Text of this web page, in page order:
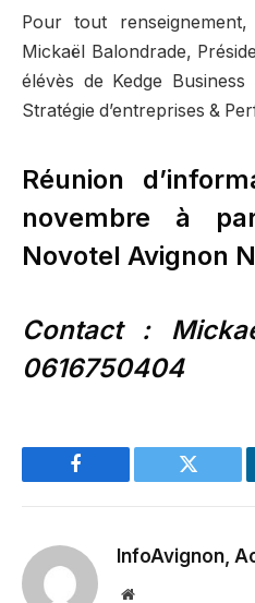
Pour tout
Mickaël Balondrade,
élévès de Kedge
Stratégie d’entreprises &
Réunion
novembre à
Novotel Avignon
Contact :
0616750404
Facebook Twitter
InfoAvignon,
Website